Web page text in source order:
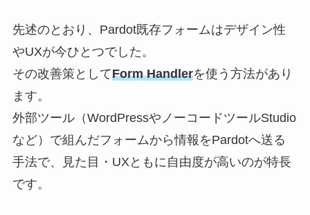
先述のとおり、Pardot既存フォームはデザイン性
やUXが今ひとつでした。
その改善策としてForm Handlerを使う方法があり
ます。
外部ツール（WordPressやノーコードツールStudio
など）で組んだフォームから情報をPardotへ送る
手法で、見た目・UXともに自由度が高いのが特長
です。